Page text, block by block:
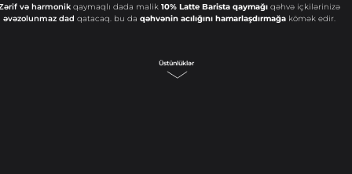
Üstünlüklər
və harmonikqaymaqlı dada malik 10% Latte Barista qaymağı qəhvə içkilərinizə
əvəzolunmaz dad qatacaq. bu da qəhvənin acılığını hamarlaşdırmağa kömək edir.